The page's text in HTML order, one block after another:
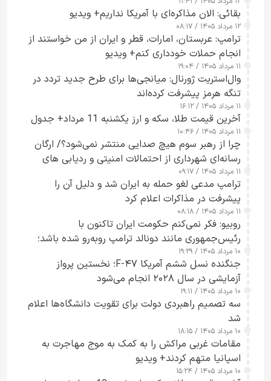
بقائی: الان مذاکره‌ای با آمریکا نداریم+ ویدیو
۱۲ مرداد ۱۴۰۵ / ۰۸:۱۷
ترامپ: عربستان، امارات، قطر و ایران از من خواستند از
انجام حملات خودداری کنم+ ویدیو
۱۱ مرداد ۱۴۰۵ / ۱۹:۰۴
وال‌استریت ژورنال: میانجی‌ها برای طرح جدید تردد در
تنگه هرمز پیشرفت کرده‌اند
۱۱ مرداد ۱۴۰۵ / ۱۶:۱۲
آخرین قیمت طلا، سکه و ارز یکشنبه 11 مرداد+ جدول
۱۱ مرداد ۱۴۰۵ / ۱۰:۴۶
چرا از رهبر سوم هیچ صدایی منتشر نمی‌شود؟/ ارگان
رسانه‌ای شهرداری از احتمالات امنیتی و ردیابی های
جاسوسی گفت
۱۱ مرداد ۱۴۰۵ / ۰۹:۱۷
ترامپ مدعی لغو حمله به ایران شد و دلیل آن را
پیشرفت در مذاکرات اعلام کرد
۱۱ مرداد ۱۴۰۵ / ۰۸:۱۸
روبیو: فکر نمی‌کنم حکومت ایران تاکنون با
رئیس‌جمهوری مانند دونالد ترامپ روبه‌رو شده باشد؛
کسی که واقعاً دست به اقدام می‌زند
۱۰ مرداد ۱۴۰۵ / ۱۹:۲۹
جنگنده نسل ششم آمریکا F-۴۷؛ نخستین پرواز
آزمایشی در سال ۲۰۲۸ انجام می‌شود
۱۰ مرداد ۱۴۰۵ / ۱۹:۱۱
سه تصمیم راهبردی دولت برای تقویت دانشگاه‌ها اعلام
شد
۱۰ مرداد ۱۴۰۵ / ۱۸:۱۵
مقامات غربی مراکش را به کمک به موج مهاجرت به
اسپانیا متهم کردند+ ویدیو
۱۰ مرداد ۱۴۰۵ / ۱۵:۲۴